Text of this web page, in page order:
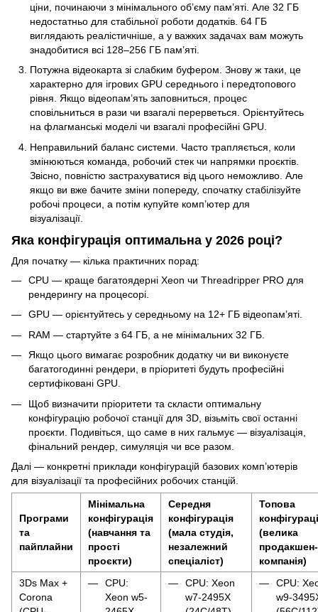
ціни, починаючи з мінімального об’єму пам’яті. Але 32 ГБ
недостатньо для стабільної роботи додатків. 64 ГБ
виглядають реалістичніше, а у важких задачах вам можуть
знадобитися всі 128–256 ГБ пам’яті.
Потужна відеокарта зі слабким буфером. Знову ж таки, це
характерно для ігрових GPU середнього і передтопового
рівня. Якщо відеопам’ять заповниться, процес
сповільниться в рази чи взагалі перерветься. Орієнтуйтесь
на флагманські моделі чи взагалі професійні GPU.
Неправильний баланс системи. Часто трапляється, коли
змінюються команда, робочий стек чи напрямки проєктів.
Звісно, повністю застрахуватися від цього неможливо. Але
якщо ви вже бачите зміни попереду, спочатку стабілізуйте
робочі процеси, а потім купуйте комп’ютер для
візуалізації.
Яка конфігурація оптимальна у 2026 році?
Для початку — кілька практичних порад:
CPU — краще багатоядерні Xeon чи Threadripper PRO для
рендерингу на процесорі.
GPU — орієнтуйтесь у середньому на 12+ ГБ відеопам’яті.
RAM — стартуйте з 64 ГБ, а не мінімальних 32 ГБ.
Якщо цього вимагає розробник додатку чи ви виконуєте
багатогодинні рендери, в пріоритеті будуть професійні
сертифіковані GPU.
Щоб визначити пріоритети та скласти оптимальну
конфігурацію робочої станції для 3D, візьміть свої останні
проєкти. Подивіться, що саме в них гальмує — візуалізація,
фінальний рендер, симуляція чи все разом.
Далі — конкретні приклади конфігурацій базових комп’ютерів
для візуалізації та професійних робочих станцій.
Програми
та
пайплайни
Мінімальна
конфігурація
(навчання та
прості
проєкти)
Середня
конфігурація
(мала студія,
незалежний
спеціаліст)
Топова
(велика
продакшен-
компанія)
3Ds Max +
Corona
CPU:
Xeon w5-
CPU: Xeon
w7-2495X
CPU:
w9-